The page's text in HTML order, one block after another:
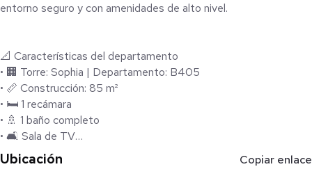
entorno seguro y con amenidades de alto nivel.
📐 Características del departamento
• 🏢 Torre: Sophia | Departamento: B405
• 📏 Construcción: 85 m²
• 🛏️ 1 recámara
• 🚿 1 baño completo
• 🛋️ Sala de TV
• 📚 Estudio
• 🌿 Terraza
Ubicación Copiar enlace